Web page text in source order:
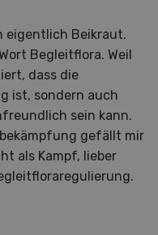
eigentlich Beikraut.
Begleitflora. Weil
dass die
ist, sondern auch
sein kann.
gefällt mir
als Kampf, lieber